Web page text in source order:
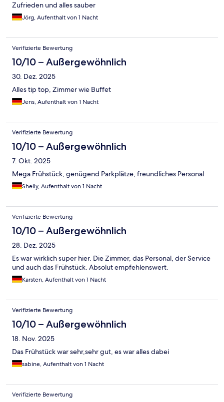
Zufrieden und alles sauber
Jörg, Aufenthalt von 1 Nacht
Verifizierte Bewertung
10/10 – Außergewöhnlich
30. Dez. 2025
Alles tip top, Zimmer wie Buffet
Jens, Aufenthalt von 1 Nacht
Verifizierte Bewertung
10/10 – Außergewöhnlich
7. Okt. 2025
Mega Frühstück, genügend Parkplätze, freundliches Personal
Shelly, Aufenthalt von 1 Nacht
Verifizierte Bewertung
10/10 – Außergewöhnlich
28. Dez. 2025
Es war wirklich super hier. Die Zimmer, das Personal, der Service
und auch das Frühstück. Absolut empfehlenswert.
Karsten, Aufenthalt von 1 Nacht
Verifizierte Bewertung
10/10 – Außergewöhnlich
18. Nov. 2025
Das Frühstück war sehr,sehr gut, es war alles dabei
sabine, Aufenthalt von 1 Nacht
Verifizierte Bewertung